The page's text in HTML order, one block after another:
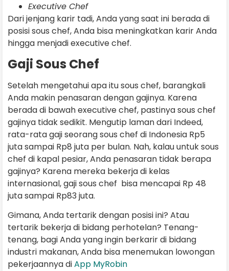
Executive Chef
Dari jenjang karir tadi, Anda yang saat ini berada di
posisi sous chef, Anda bisa meningkatkan karir Anda
hingga menjadi executive chef.
Gaji Sous Chef
Setelah mengetahui apa itu sous chef, barangkali
Anda makin penasaran dengan gajinya. Karena
berada di bawah executive chef, pastinya sous chef
gajinya tidak sedikit. Mengutip laman dari Indeed,
rata-rata gaji seorang sous chef di Indonesia Rp5
juta sampai Rp8 juta per bulan. Nah, kalau untuk sous
chef di kapal pesiar, Anda penasaran tidak berapa
gajinya? Karena mereka bekerja di kelas
internasional, gaji sous chef bisa mencapai Rp 48
juta sampai Rp83 juta.
Gimana, Anda tertarik dengan posisi ini? Atau
tertarik bekerja di bidang perhotelan? Tenang-
tenang, bagi Anda yang ingin berkarir di bidang
industri makanan, Anda bisa menemukan lowongan
pekerjaannya diApp MyRobin